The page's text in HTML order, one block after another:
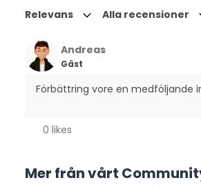
Relevans Alla recensioner
Andreas
Gäst
Förbättring vore en medföljande
0 likes
Mer från vårt